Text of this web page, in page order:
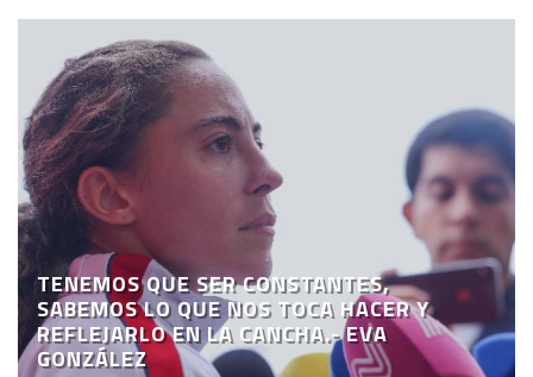
TENEMOS QUE SER CONSTANTES,
SABEMOS LO QUE NOS TOCA HACER Y
REFLEJARLO EN LA CANCHA.- EVA
GONZÁLEZ